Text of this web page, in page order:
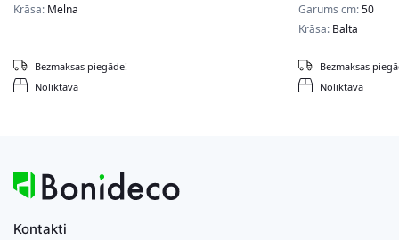
Krāsa: Melna
Noliktavā
Bezmaksas piegāde!
Garums cm:50
Krāsa: Balta
Noliktavā
Bezmaksas
Kontakti